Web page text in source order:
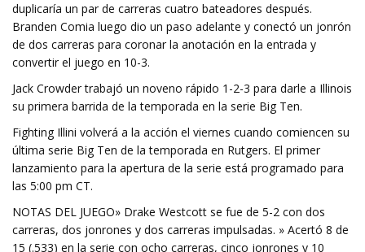
duplicaría un par de carreras cuatro bateadores después.
Branden Comia luego dio un paso adelante y conectó un jonrón
de dos carreras para coronar la anotación en la entrada y
convertir el juego en 10-3.
Jack Crowder trabajó un noveno rápido 1-2-3 para darle a Illinois
su primera barrida de la temporada en la serie Big Ten.
Fighting Illini volverá a la acción el viernes cuando comiencen su
última serie Big Ten de la temporada en Rutgers. El primer
lanzamiento para la apertura de la serie está programado para
las 5:00 pm CT.
NOTAS DEL JUEGO» Drake Westcott se fue de 5-2 con dos
carreras, dos jonrones y dos carreras impulsadas. » Acertó 8 de
15 (.533) en la serie con ocho carreras, cinco jonrones y 10